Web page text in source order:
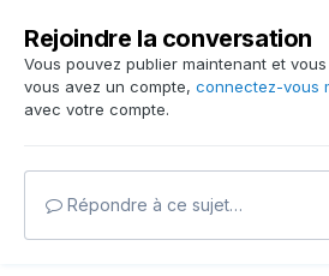
Rejoindre la conversation
Vous pouvez publier maintenant et
vous avez un compte, connectez-vous
avec votre compte.
Répondre à ce sujet…